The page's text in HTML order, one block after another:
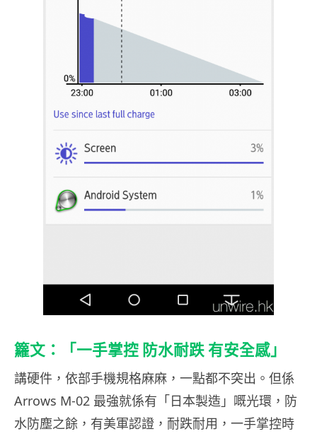
籮文：「一手掌控 防水耐跌 有安全感」
講硬件，依部手機規格麻麻，一點都不突出。但係
Arrows M-02 最強就係有「日本製造」嘅光環，防
水防塵之餘，有美軍認證，耐跌耐用，一手掌控時